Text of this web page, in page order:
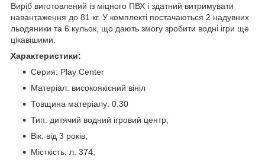
Виріб виготовлений із міцного ПВХ і здатний витримувати
навантаження до 81 кг. У комплекті постачаються 2 надувних
льодяники та 6 кульок, що дають змогу зробити водні ігри ще
цікавішими.
Характеристики:
Серия: Play Center
Матеріал: високоякісний вініл
Товщина матеріалу: 0.30
Тип: дитячий водний ігровий центр;
Вік: від 3 років;
Місткість, л: 374;